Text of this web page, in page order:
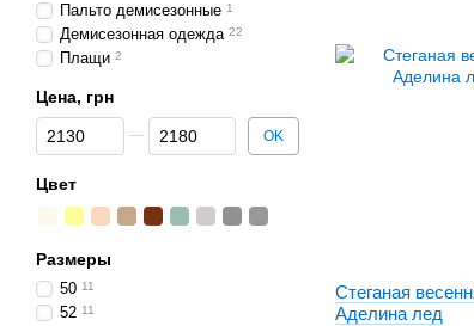
Стеганая
Аделина лед
Пальто демисезонные 1
Демисезонная одежда 22
Плащи 2
Цена, грн
От Цена, грн
До Цена, грн OK
Цвет
Размеры
50 11
52 11